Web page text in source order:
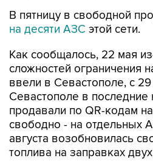
В пятницу в свободной
на десяти АЗС этой сети.
Как сообщалось, 22 мая
сложностей ограничения
ввели в Севастополе, с
Севастополе в последние
продавали по QR-кодам
свободно - на отдельных
августа возобновилась
топлива на заправках